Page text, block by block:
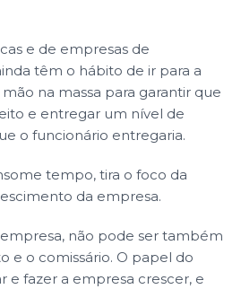
e de empresas de
têm o hábito de ir para a
na massa para garantir que
e entregar um nível de
o funcionário entregaria.
tempo, tira o foco da
da empresa.
não pode ser também
e o comissário. O papel do
e fazer a empresa crescer, e